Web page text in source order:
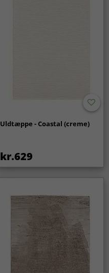
Uldtæppe - Coastal (creme)
kr.629